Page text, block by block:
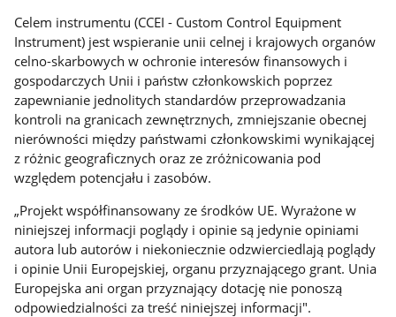
Celem instrumentu (CCEI - Custom Control Equipment
Instrument) jest wspieranie unii celnej i krajowych organów
celno-skarbowych w ochronie interesów finansowych i
gospodarczych Unii i państw członkowskich poprzez
zapewnianie jednolitych standardów przeprowadzania
kontroli na granicach zewnętrznych, zmniejszanie obecnej
nierówności między państwami członkowskimi wynikającej
z różnic geograficznych oraz ze zróżnicowania pod
względem potencjału i zasobów.
„Projekt współfinansowany ze środków UE. Wyrażone w
niniejszej informacji poglądy i opinie są jedynie opiniami
autora lub autorów i niekoniecznie odzwierciedlają poglądy
i opinie Unii Europejskiej, organu przyznającego grant. Unia
Europejska ani organ przyznający dotację nie ponoszą
odpowiedzialności za treść niniejszej informacji".